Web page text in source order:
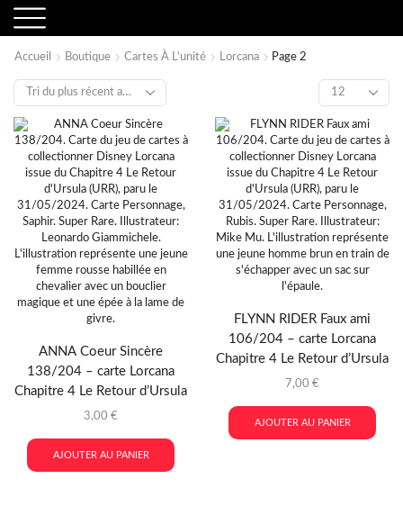
Accueil Boutique Cartes À L'unité Lorcana Page 2
ANNA Coeur Sincère
138/204 – carte Lorcana
Chapitre 4 Le Retour d’Ursula
3,00 €
AJOUTER AU PANIER
FLYNN RIDER Faux ami
106/204 – carte Lorcana
Chapitre 4 Le Retour d’Ursula
7,00 €
AJOUTER AU PANIER